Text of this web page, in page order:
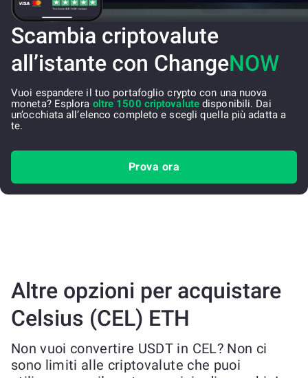
Scambia criptovalute
all’istante con ChangeNOW
Vuoi espandere il tuo portafoglio crypto con una nuova
moneta? Esplora oltre 1500 criptovalutedisponibili. Dai
un’occhiata all’elenco completo e scegli quella più adatta a
te.
Prova ora
Altre opzioni per acquistare
Celsius (CEL) ETH
Non vuoi convertire USDT in CEL? Non ci
sono limiti alle criptovalute che puoi